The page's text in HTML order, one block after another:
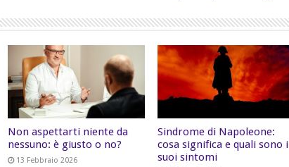
Non aspettarti niente da
nessuno: è giusto o no?
13 Febbraio 2026
Sindrome di Napoleone:
cosa significa e quali sono i
suoi sintomi